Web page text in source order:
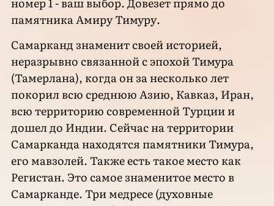
памятника Амиру Тимуру.
Самарканд знаменит своей историей,
неразрывно связанной с эпохой Тимура
(Тамерлана), когда он за несколько лет
покорил всю среднюю Азию, Кавказ, Иран,
всю территорию современной Турции и
дошел до Индии. Сейчас на территории
Самарканда находятся памятники Тимура,
его мавзолей. Также есть такое место как
Регистан. Это самое знаменитое место в
Самарканде. Три медресе (духовные